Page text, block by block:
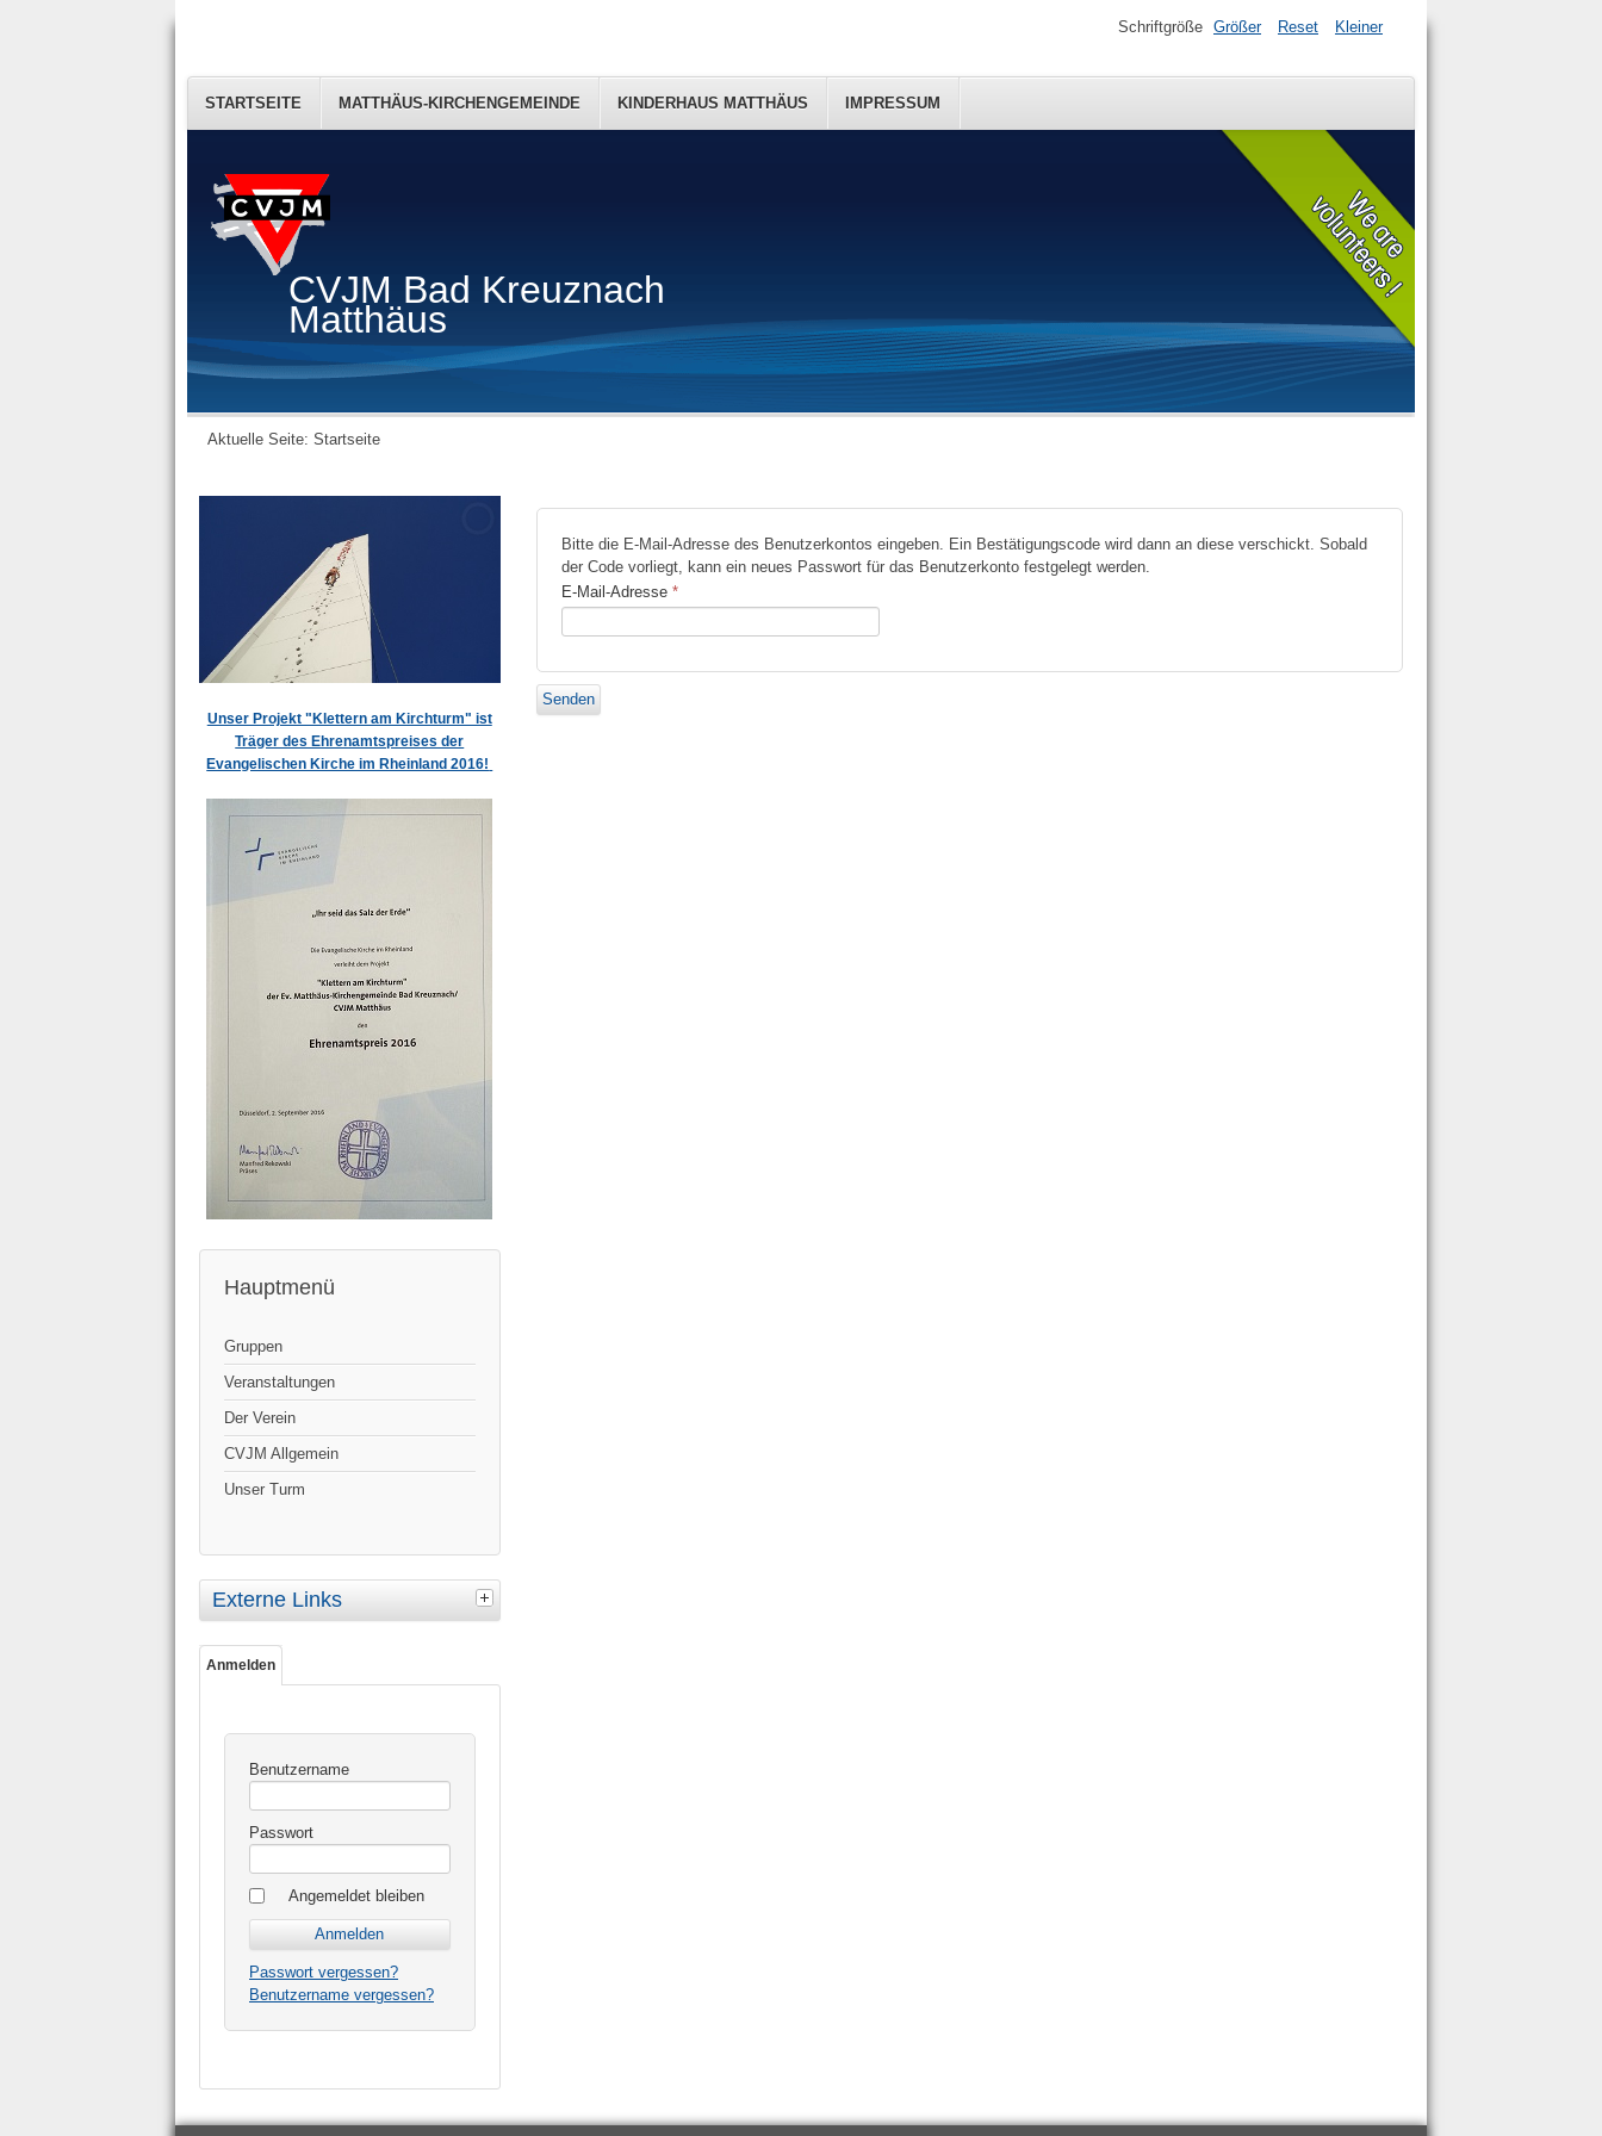
CVJM Bad Kreuznach
Matthäus
STARTSEITE MATTHÄUS-KIRCHENGEMEINDE KINDERHAUS MATTHÄUS IMPRESSUM
Schriftgröße Größer Reset Kleiner
Aktuelle Seite: Startseite
Unser Projekt "Klettern am Kirchturm" ist
Träger des Ehrenamtspreises der
Evangelischen Kirche im Rheinland 2016!
Hauptmenü
Gruppen
Veranstaltungen
Der Verein
CVJM Allgemein
Unser Turm
Externe Links
Anmelden
Benutzername
Passwort
Angemeldet bleiben
Passwort vergessen?
Benutzername vergessen?
Bitte die E-Mail-Adresse des Benutzerkontos eingeben. Ein Bestätigungscode wird dann an diese verschickt. Sobald
der Code vorliegt, kann ein neues Passwort für das Benutzerkonto festgelegt werden.
E-Mail-Adresse*
Senden